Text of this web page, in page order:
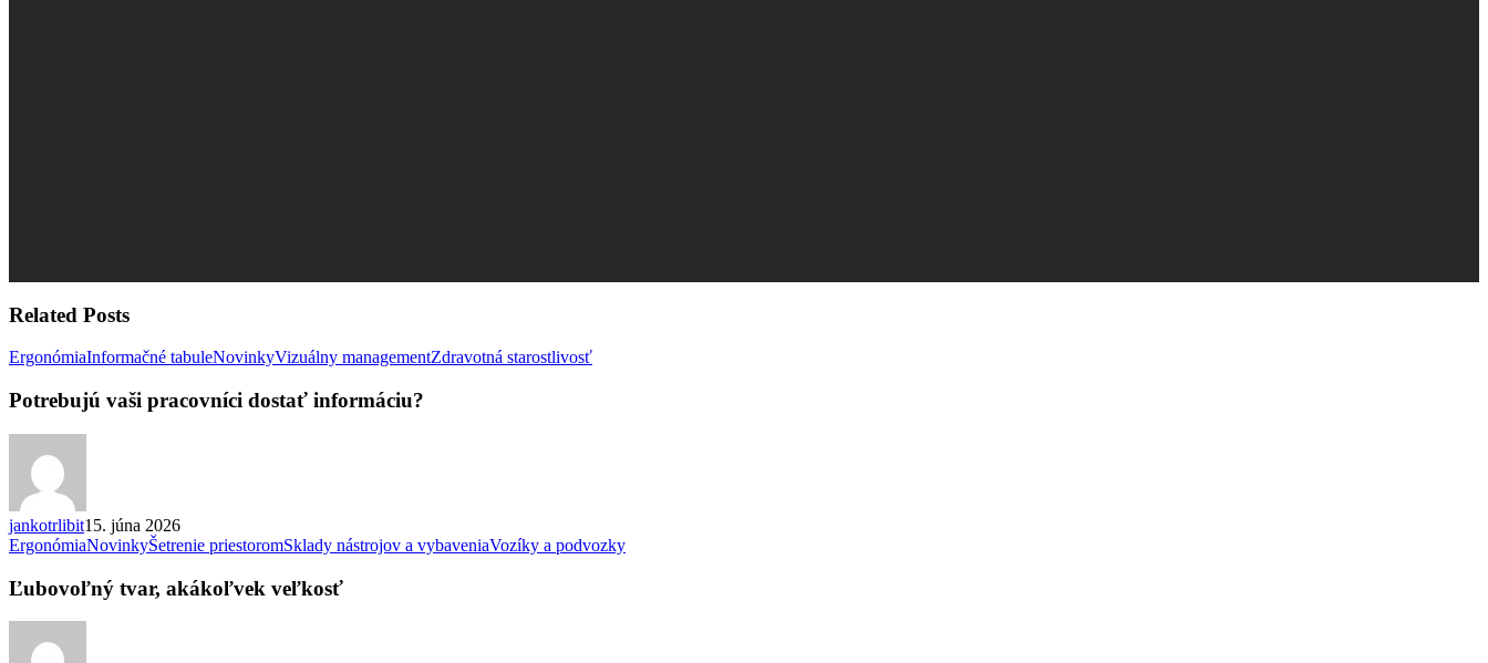
Related Posts
ErgonómiaInformačné tabuleNovinkyVizuálny managementZdravotná starostlivosťPotrebujú
Potrebujú vaši pracovníci dostať informáciu?
jankotrlibit15. júna 2026
ErgonómiaNovinkyŠetrenie priestoromSklady nástrojov a vybaveniaVozíky a podvozkyĽubovoľný
Ľubovoľný tvar, akákoľvek veľkosť